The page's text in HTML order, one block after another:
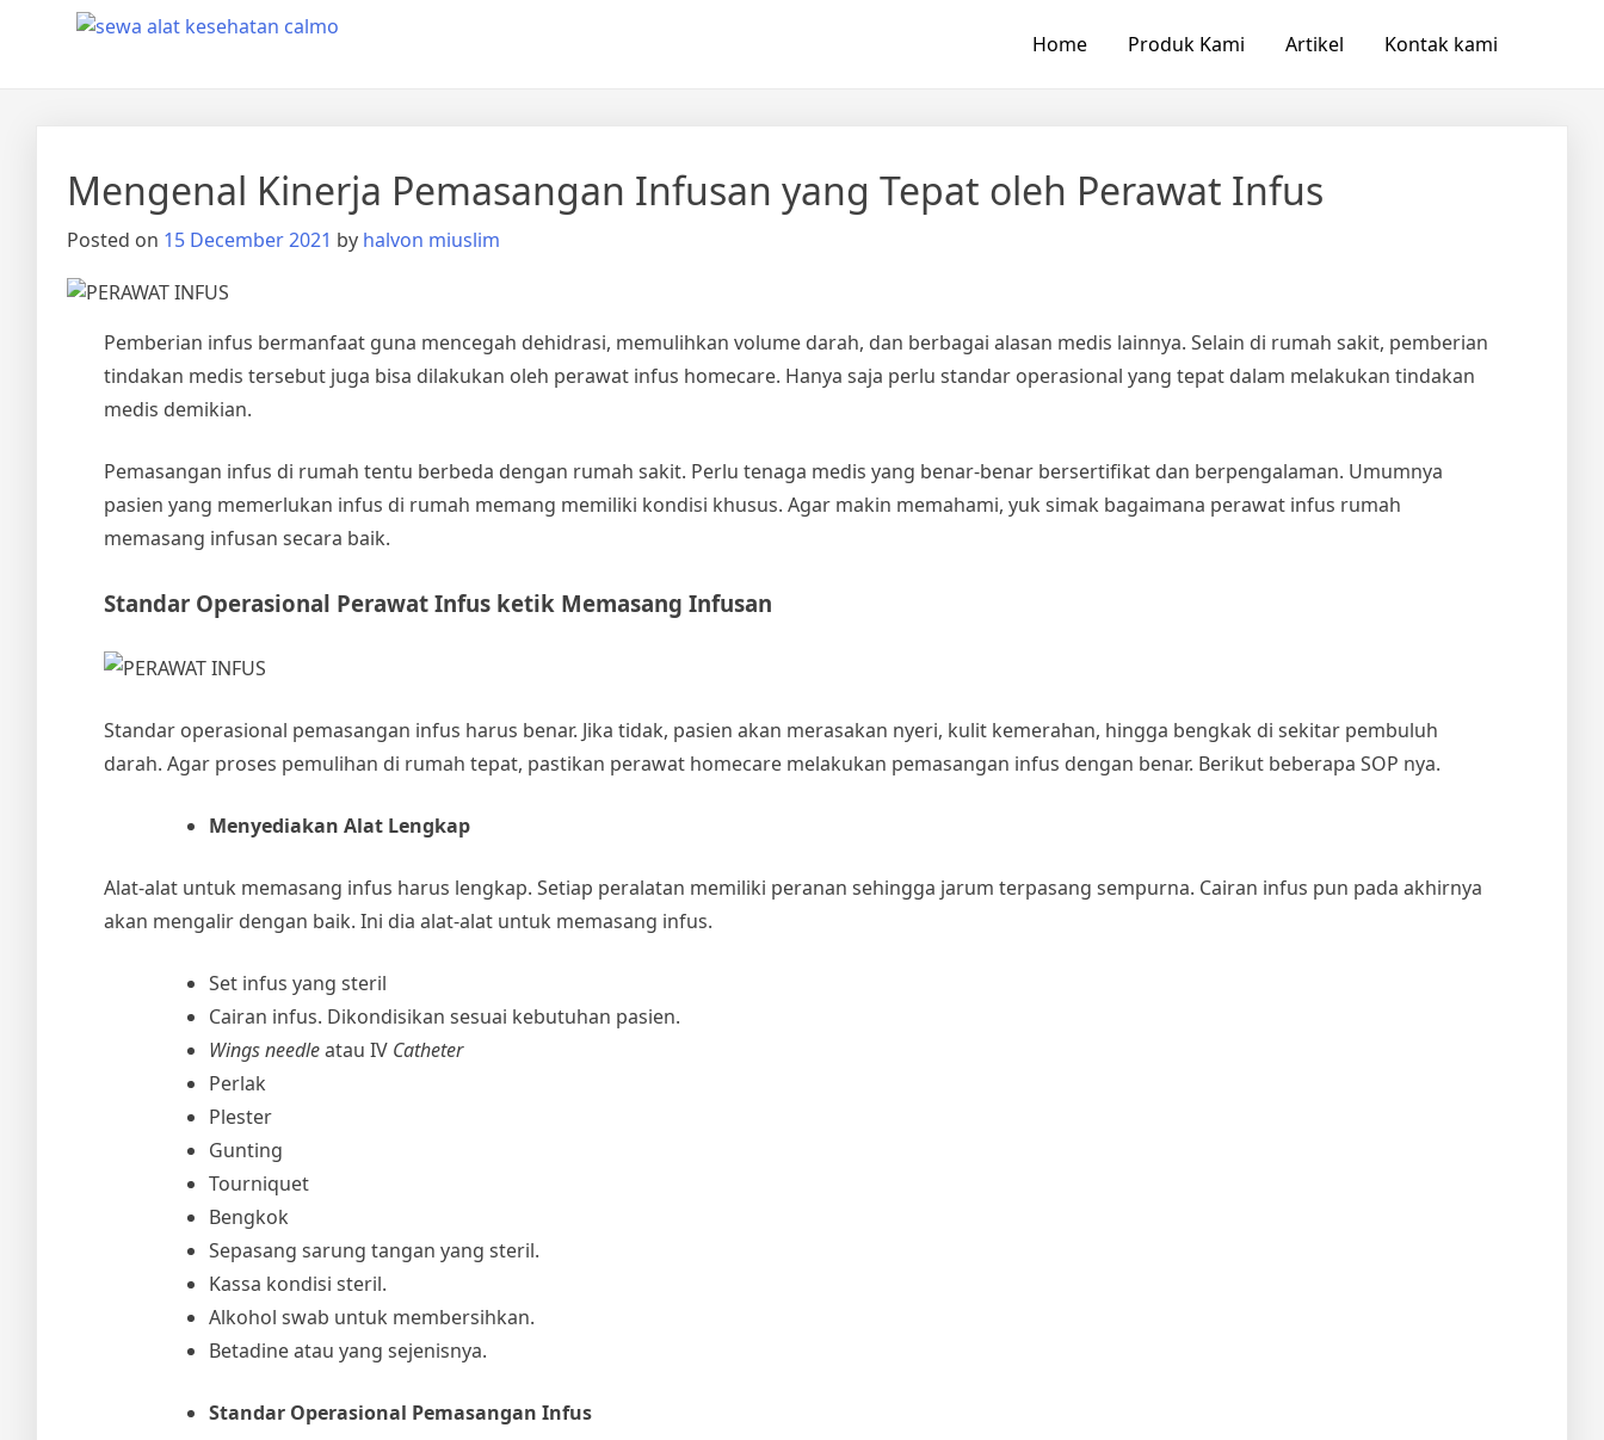
Calmo.co.id
menjual dan menyewakan alat kesehatan
Home Produk Kami Artikel Kontak kami
Mengenal Kinerja Pemasangan Infusan yang Tepat oleh Perawat Infus
Posted on 15 December 2021 by halvon miuslim
Pemberian infus bermanfaat guna mencegah dehidrasi, memulihkan volume darah, dan berbagai alasan medis lainnya. Selain di rumah sakit, pemberian
tindakan medis tersebut juga bisa dilakukan oleh perawat infus homecare. Hanya saja perlu standar operasional yang tepat dalam melakukan tindakan
medis demikian.
Pemasangan infus di rumah tentu berbeda dengan rumah sakit. Perlu tenaga medis yang benar-benar bersertifikat dan berpengalaman. Umumnya
pasien yang memerlukan infus di rumah memang memiliki kondisi khusus. Agar makin memahami, yuk simak bagaimana perawat infus rumah
memasang infusan secara baik.
Standar Operasional Perawat Infus ketik Memasang Infusan
Standar operasional pemasangan infus harus benar. Jika tidak, pasien akan merasakan nyeri, kulit kemerahan, hingga bengkak di sekitar pembuluh
darah. Agar proses pemulihan di rumah tepat, pastikan perawat homecare melakukan pemasangan infus dengan benar. Berikut beberapa SOP nya.
Menyediakan Alat Lengkap
Alat-alat untuk memasang infus harus lengkap. Setiap peralatan memiliki peranan sehingga jarum terpasang sempurna. Cairan infus pun pada akhirnya
akan mengalir dengan baik. Ini dia alat-alat untuk memasang infus.
Set infus yang steril
Cairan infus. Dikondisikan sesuai kebutuhan pasien.
Wings needleatau IV Catheter
Perlak
Plester
Gunting
Tourniquet
Bengkok
Sepasang sarung tangan yang steril.
Kassa kondisi steril.
Alkohol swab untuk membersihkan.
Betadine atau yang sejenisnya.
Standar Operasional Pemasangan Infus